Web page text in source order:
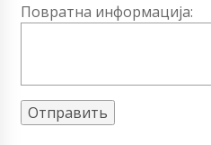
Повратна информација: